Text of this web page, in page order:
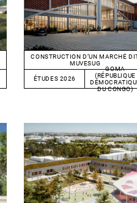
CONSTRUCTION D’UN MARCHÉ
MUVESUG
ÉTUDES 2026
GOMA
(RÉPUBLIQUE
DU CONGO)